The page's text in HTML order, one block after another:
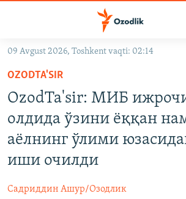
Асосий
навигацияга
ўтинг
Қидиришга
ўтинг
OZODVIDEO
На русском
09 Avgust 2026, Toshkent vaqti: 02:14
OZODTA'SIR
OzodTa'sir: МИБ
олдида ўзини ёққан
аёлнинг ўлими
иши очилди
Садриддин Ашур/Озодлик